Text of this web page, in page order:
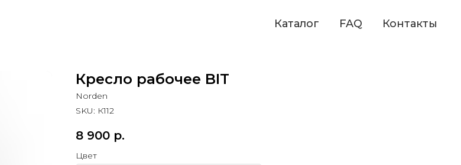
Каталог FAQ Контакты
Кресло рабочее BIT
Norden
SKU: К112
8 900 р.
Цвет